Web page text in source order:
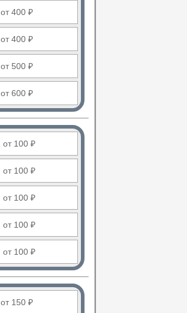
от 400 ₽
от 400 ₽
от 500 ₽
от 600 ₽
от 100 ₽
от 100 ₽
от 100 ₽
от 100 ₽
от 100 ₽
от 150 ₽